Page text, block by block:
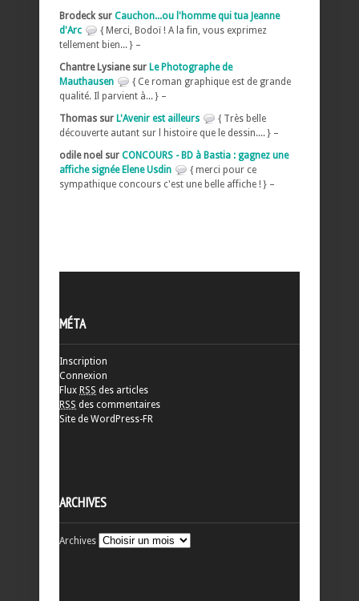
Brodeck sur Cauchon...ou l'homme qui tua Jeanne
d'Arc
{ Merci, Bodoï ! A la fin, vous exprimez
tellement bien... } –
Chantre Lysiane sur Le Photographe de
Mauthausen
{ Ce roman graphique est de grande
qualité. Il parvient à... } –
Thomas sur L'Avenir est ailleurs
{ Très belle
découverte autant sur l histoire que le dessin.... } –
odile noel sur CONCOURS - BD à Bastia : gagnez une
affiche signée Elene Usdin
{ merci pour ce
sympathique concours c'est une belle affiche ! } –
MÉTA
Inscription
Connexion
Flux RSS des articles
RSS des commentaires
Site de WordPress-FR
ARCHIVES
Archives